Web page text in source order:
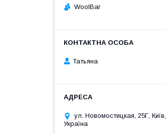
WoolBar
Татьяна
ул. Новомостицкая, 25Г, Київ,
Україна